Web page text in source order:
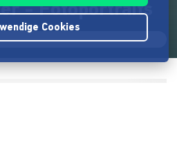
- Fotoportraits
Cookies